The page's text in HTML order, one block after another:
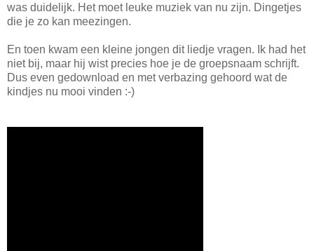
was duidelijk. Het moet leuke muziek van nu zijn. Dingetjes
die je zo kan meezingen.
En toen kwam een kleine jongen dit liedje vragen. Ik had het
niet bij, maar hij wist precies hoe je de groepsnaam schrijft.
Dus even gedownload en met verbazing gehoord wat de
kindjes nu mooi vinden :-)